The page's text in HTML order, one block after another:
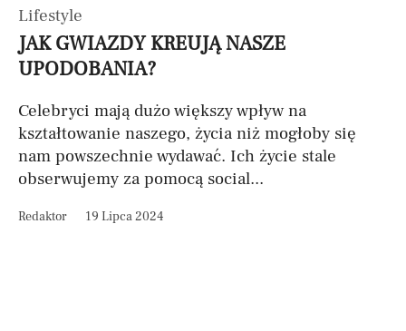
Lifestyle
JAK GWIAZDY KREUJĄ NASZE
UPODOBANIA?
Celebryci mają dużo większy wpływ na
kształtowanie naszego, życia niż mogłoby się
nam powszechnie wydawać. Ich życie stale
obserwujemy za pomocą social...
Redaktor 19 Lipca 2024